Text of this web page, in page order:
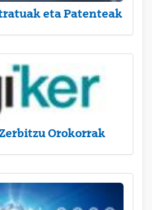
eta Patenteak
Orokorrak